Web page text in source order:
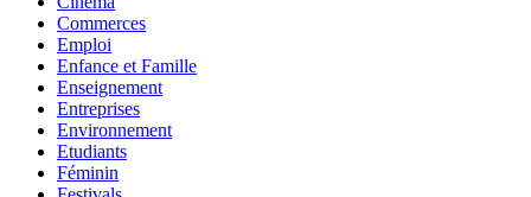
Commerces
Emploi
Enfance et Famille
Enseignement
Entreprises
Environnement
Etudiants
Féminin